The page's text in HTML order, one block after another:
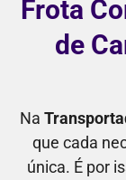
Frota
de
Na
que cada
única. É por